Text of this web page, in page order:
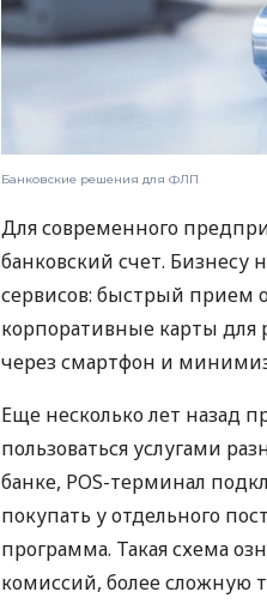
Банковские решения для ФЛП
Для современного
банковский счет. Бизнесу
сервисов: быстрый прием
корпоративные карты для
через смартфон и
Еще несколько лет назад
пользоваться услугами
банке, POS-терминал
покупать у отдельного
программа. Такая схема
комиссий, более сложную